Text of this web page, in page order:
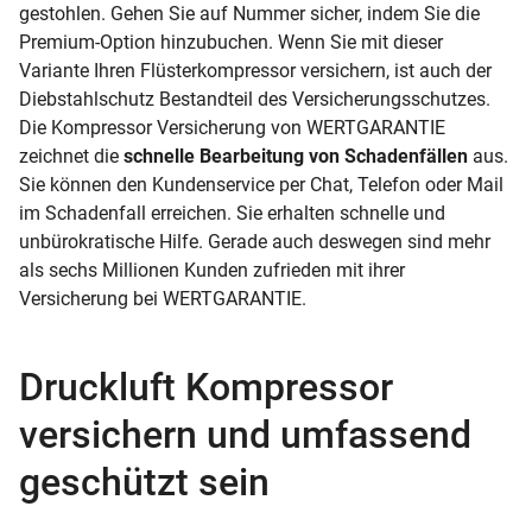
gestohlen. Gehen Sie auf Nummer sicher, indem Sie die
Premium-Option hinzubuchen. Wenn Sie mit dieser
Variante Ihren Flüsterkompressor versichern, ist auch der
Diebstahlschutz Bestandteil des Versicherungsschutzes.
Die Kompressor Versicherung von WERTGARANTIE
zeichnet die schnelle Bearbeitung von Schadenfällen aus.
Sie können den Kundenservice per Chat, Telefon oder Mail
im Schadenfall erreichen. Sie erhalten schnelle und
unbürokratische Hilfe. Gerade auch deswegen sind mehr
als sechs Millionen Kunden zufrieden mit ihrer
Versicherung bei WERTGARANTIE.
Druckluft Kompressor
versichern und umfassend
geschützt sein